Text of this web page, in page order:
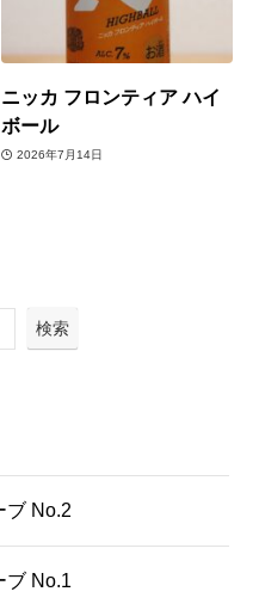
ニッカ フロンティア ハイ
ボール
2026年7月14日
検索
ブ No.2
ブ No.1